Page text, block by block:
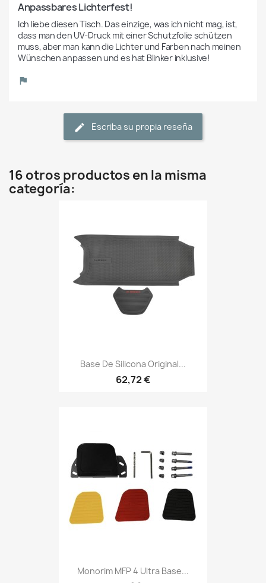
Anpassbares Lichterfest!
Ich liebe diesen Tisch. Das einzige, was ich nicht mag, ist,
dass man den UV-Druck mit einer Schutzfolie schützen
muss, aber man kann die Lichter und Farben nach meinen
Wünschen anpassen und es hat Blinker inklusive!
Escriba su propia reseña
16 otros productos en la misma
categoría:
Base De Silicona Original...
62,72 €
Monorim MFP 4 Ultra Base...